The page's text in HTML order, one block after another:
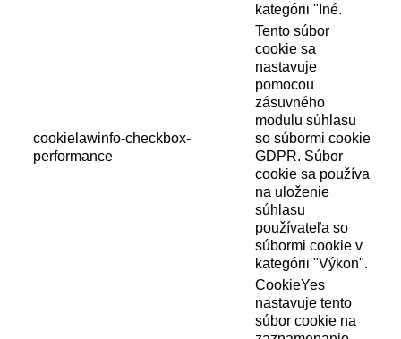
kategórii "Iné.
cookielawinfo-checkbox-
performance
Tento súbor
cookie sa
nastavuje
pomocou
zásuvného
modulu súhlasu
so súbormi cookie
GDPR. Súbor
cookie sa používa
na uloženie
súhlasu
používateľa so
súbormi cookie v
kategórii "Výkon".
CookieYes
nastavuje tento
súbor cookie na